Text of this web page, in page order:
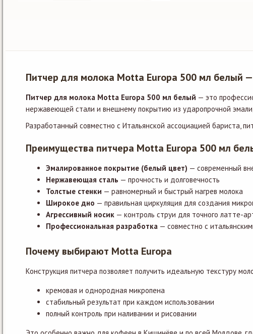
Питчер для молока Motta Europa 500 мл белый
Питчер для молока Motta Europa 500 мл белый — это
нержавеющей стали и внешнему покрытию из ударопрочной
Разработанный совместно с Итальянской ассоциацией бариста,
Преимущества питчера Motta Europa 500 мл
Эмалированное покрытие (белый цвет) — современный
Нержавеющая сталь — прочность и долговечность
Толстые стенки — равномерный и быстрый нагрев молока
Широкое дно — правильная циркуляция для создания
Агрессивный носик — контроль струи для точного латте-
Профессиональная разработка — совместно с
Почему выбирают Motta Europa
Конструкция питчера позволяет получить идеальную текстуру
кремовая и однородная микропена
стабильный результат при каждом использовании
полный контроль при наливании и рисовании